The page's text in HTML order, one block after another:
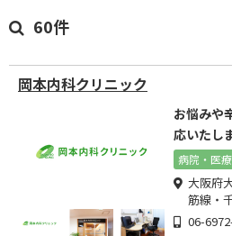
60件
岡本内科クリニック
お悩みや
応いたし
病院・医療
大阪府
筋線・
06-